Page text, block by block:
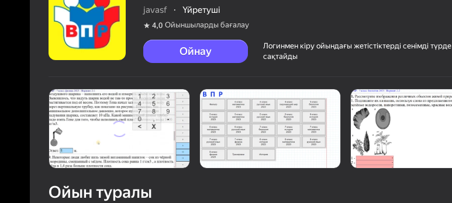
ВПР 12+
javasf
Үйретуші
4,0 Ойыншыларды бағалау
javasf · Үйретуші
4,0 Ойыншыларды бағалау
Ойнау
Логинмен кіру ойындағы жетістіктерді сенімді түрде
сақтайды
Ойын туралы